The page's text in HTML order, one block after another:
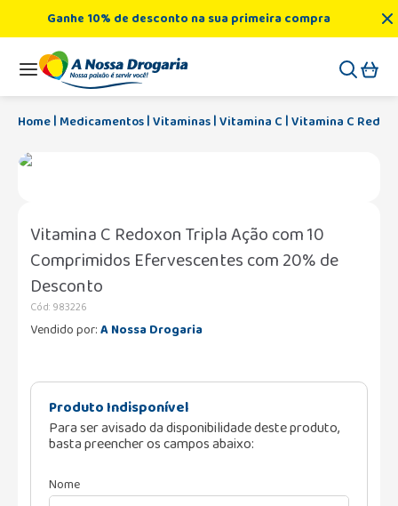
Ganhe 10% de desconto na sua primeira compra
Medicamentos Vitaminas Vitamina C Vitamina C
Vitamina C Redoxon Tripla Ação com 10
Comprimidos Efervescentes com 20% de
Desconto
Cód: 983226
Vendido por:A Nossa Drogaria
Produto Indisponível
Para ser avisado da disponibilidade deste produto,
basta preencher os campos abaixo: